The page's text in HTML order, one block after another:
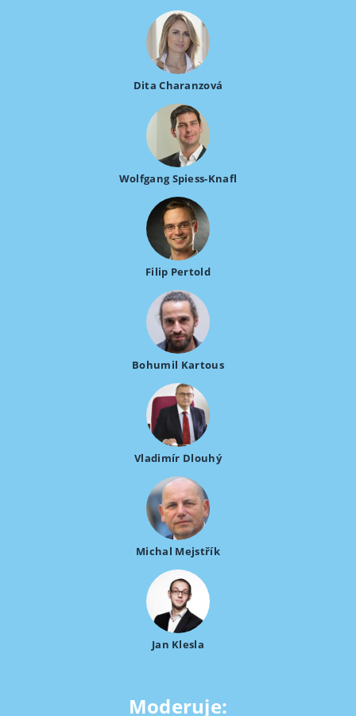
Dita Charanzová
Wolfgang Spiess-Knafl
Filip Pertold
Bohumil Kartous
Vladimír Dlouhý
Michal Mejstřík
Jan Klesla
Moderuje: